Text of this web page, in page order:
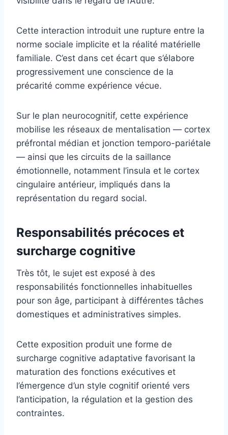
Cette interaction introduit une rupture entre la
norme sociale implicite et la réalité matérielle
familiale. C’est dans cet écart que s’élabore
progressivement une conscience de la
précarité comme expérience vécue.
Sur le plan neurocognitif, cette expérience
mobilise les réseaux de mentalisation — cortex
préfrontal médian et jonction temporo-pariétale
— ainsi que les circuits de la saillance
émotionnelle, notamment l’insula et le cortex
cingulaire antérieur, impliqués dans la
représentation du regard social.
Responsabilités précoces et
surcharge cognitive
Très tôt, le sujet est exposé à des
responsabilités fonctionnelles inhabituelles
pour son âge, participant à différentes tâches
domestiques et administratives simples.
Cette exposition produit une forme de
surcharge cognitive adaptative favorisant la
maturation des fonctions exécutives et
l’émergence d’un style cognitif orienté vers
l’anticipation, la régulation et la gestion des
contraintes.